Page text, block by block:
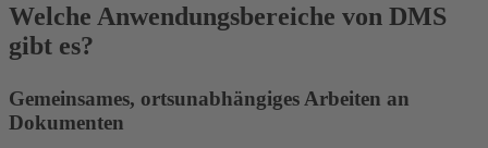
Welche Anwendungsbereiche von DMS
gibt es?
Gemeinsames, ortsunabhängiges Arbeiten an
Dokumenten